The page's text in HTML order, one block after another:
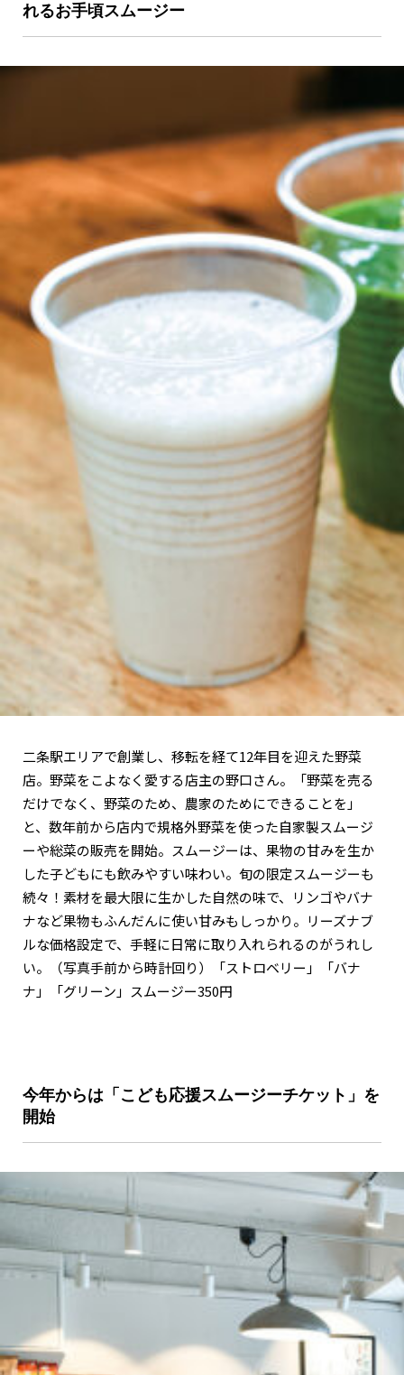
私と店のはなし
今月の京みやげ
京都の書店
CULTURE
すべて
関西で開催。
おすすめの展覧会
おすすめの映画
誠光社で選びました。
おすすめの本
紹介します。
おすすめのイベント
れるお手頃スムージー
二条駅エリアで創業し、移転を経て12年目を迎えた野菜
店。野菜をこよなく愛する店主の野口さん。「野菜を売る
だけでなく、野菜のため、農家のためにできることを」
と、数年前から店内で規格外野菜を使った自家製スムージ
ーや総菜の販売を開始。スムージーは、果物の甘みを生か
した子どもにも飲みやすい味わい。旬の限定スムージーも
続々！素材を最大限に生かした自然の味で、リンゴやバナ
ナなど果物もふんだんに使い甘みもしっかり。リーズナブ
ルな価格設定で、手軽に日常に取り入れられるのがうれし
い。（写真手前から時計回り）「ストロベリー」「バナ
ナ」「グリーン」スムージー350円
今年からは「こども応援スムージーチケット」を
開始